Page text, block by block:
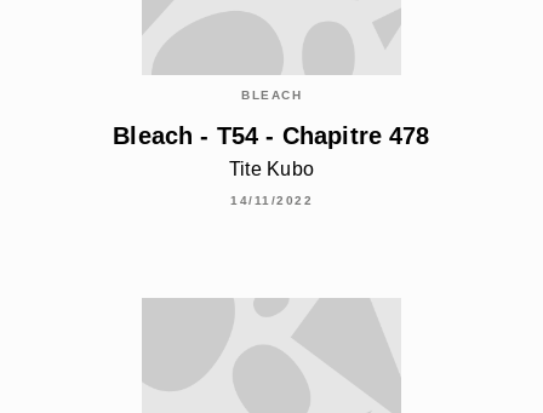
BLEACH
Bleach - T54 - Chapitre 478
Tite Kubo
14/11/2022